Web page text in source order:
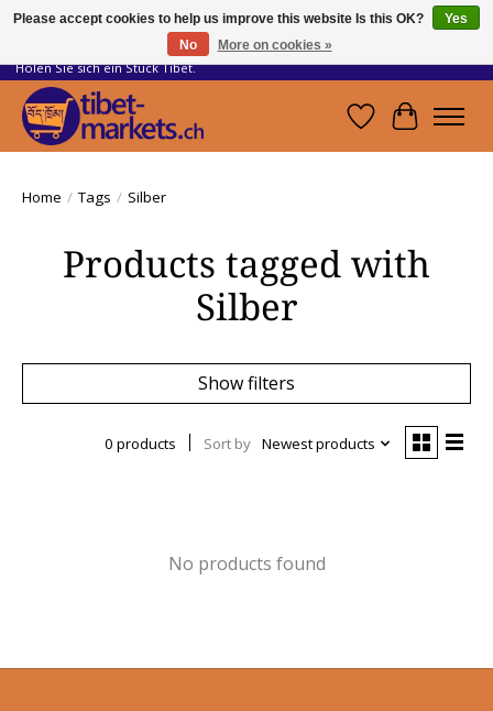
Handwerkskunst vom Dach der Welt.
Holen Sie sich ein Stück Tibet.
WishlistCart
Home / Tags / Silber
Products tagged with
Silber
Show filters
0 products Sort by Newest products
No products found
Please accept cookies to help us improve this website Is this OK?
Yes
No
More on cookies »